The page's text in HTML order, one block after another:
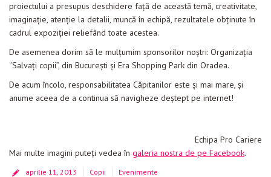
proiectului a presupus deschidere faţă de această temă, creativitate,
imaginaţie, atenţie la detalii, muncă în echipă, rezultatele obţinute în
cadrul expoziţiei reliefând toate acestea.
De asemenea dorim să le mulţumim sponsorilor noştri: Organizaţia
“Salvaţi copii”, din Bucureşti şi Era Shopping Park din Oradea.
De acum încolo, responsabilitatea Căpitanilor este şi mai mare, şi
anume aceea de a continua să navigheze deştept pe internet!
Echipa Pro Cariere
Mai multe imagini puteţi vedea în galeria nostra de pe Facebook.
aprilie 11, 2013 Copii Evenimente